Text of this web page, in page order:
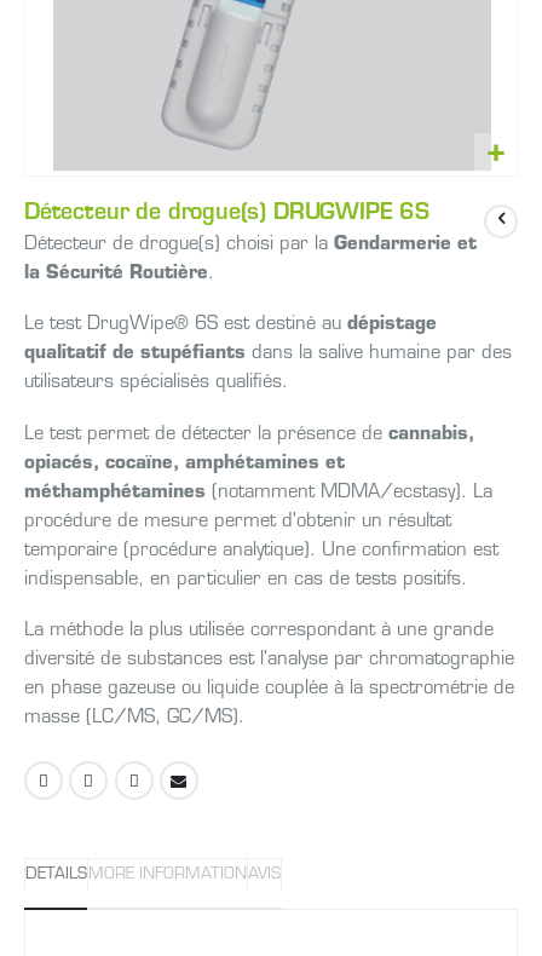
to
the
beginning
the
images
gallery
Détecteur de drogue(s) DRUGWIPE 6S
Détecteur de drogue(s) choisi par la Gendarmerie et
la Sécurité Routière.
Le test DrugWipe® 6S est destiné au dépistage
qualitatif de stupéfiants dans la salive humaine par des
utilisateurs spécialisés qualifiés.
Le test permet de détecter la présence de cannabis,
opiacés, cocaïne, amphétamines et
méthamphétamines (notamment MDMA/ecstasy). La
procédure de mesure permet d'obtenir un résultat
temporaire (procédure analytique). Une confirmation est
indispensable, en particulier en cas de tests positifs.
La méthode la plus utilisée correspondant à une grande
diversité de substances est l'analyse par chromatographie
en phase gazeuse ou liquide couplée à la spectrométrie de
masse (LC/MS, GC/MS).
DETAILS MORE INFORMATION AVIS